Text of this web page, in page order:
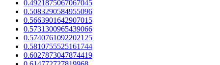
0.4921875067067045
0.5083290584955096
0.5663901642907015
0.5731300965439066
0.5740761092202125
0.5810755525161744
0.6027873047874419